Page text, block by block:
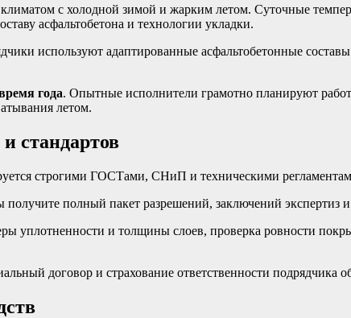
с холодной зимой и жарким летом. Суточные
асфальтобетона и технологии укладки.
используют адаптированные асфальтобетонные
года. Опытные исполнители грамотно планируют
летом.
стандартов
строгими ГОСТами, СНиП и техническими
получите полный пакет разрешений, заключений экспертиз
уплотненности и толщины слоев, проверка ровности
договор и страхование ответственности подрядчика